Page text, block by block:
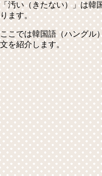
「汚い（きたない）」は韓
ります。
ここでは韓国語（ハングル
文を紹介します。